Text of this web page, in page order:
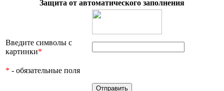
Защита от автоматического заполнения
Введите символы с
картинки*
* - обязательные поля